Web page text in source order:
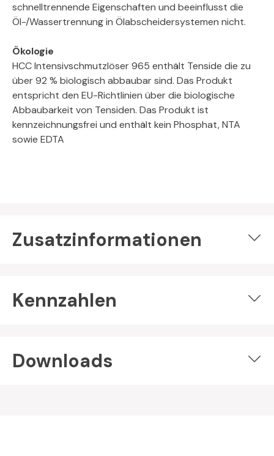
schnelltrennende Eigenschaften und beeinflusst die
Öl-/Wassertrennung in Ölabscheidersystemen nicht.
Ökologie
HCC Intensivschmutzlöser 965 enthält Tenside die zu
über 92 % biologisch abbaubar sind. Das Produkt
entspricht den EU-Richtlinien über die biologische
Abbaubarkeit von Tensiden. Das Produkt ist
kennzeichnungsfrei und enthält kein Phosphat, NTA
sowie EDTA
Zusatzinformationen
Kennzahlen
Downloads